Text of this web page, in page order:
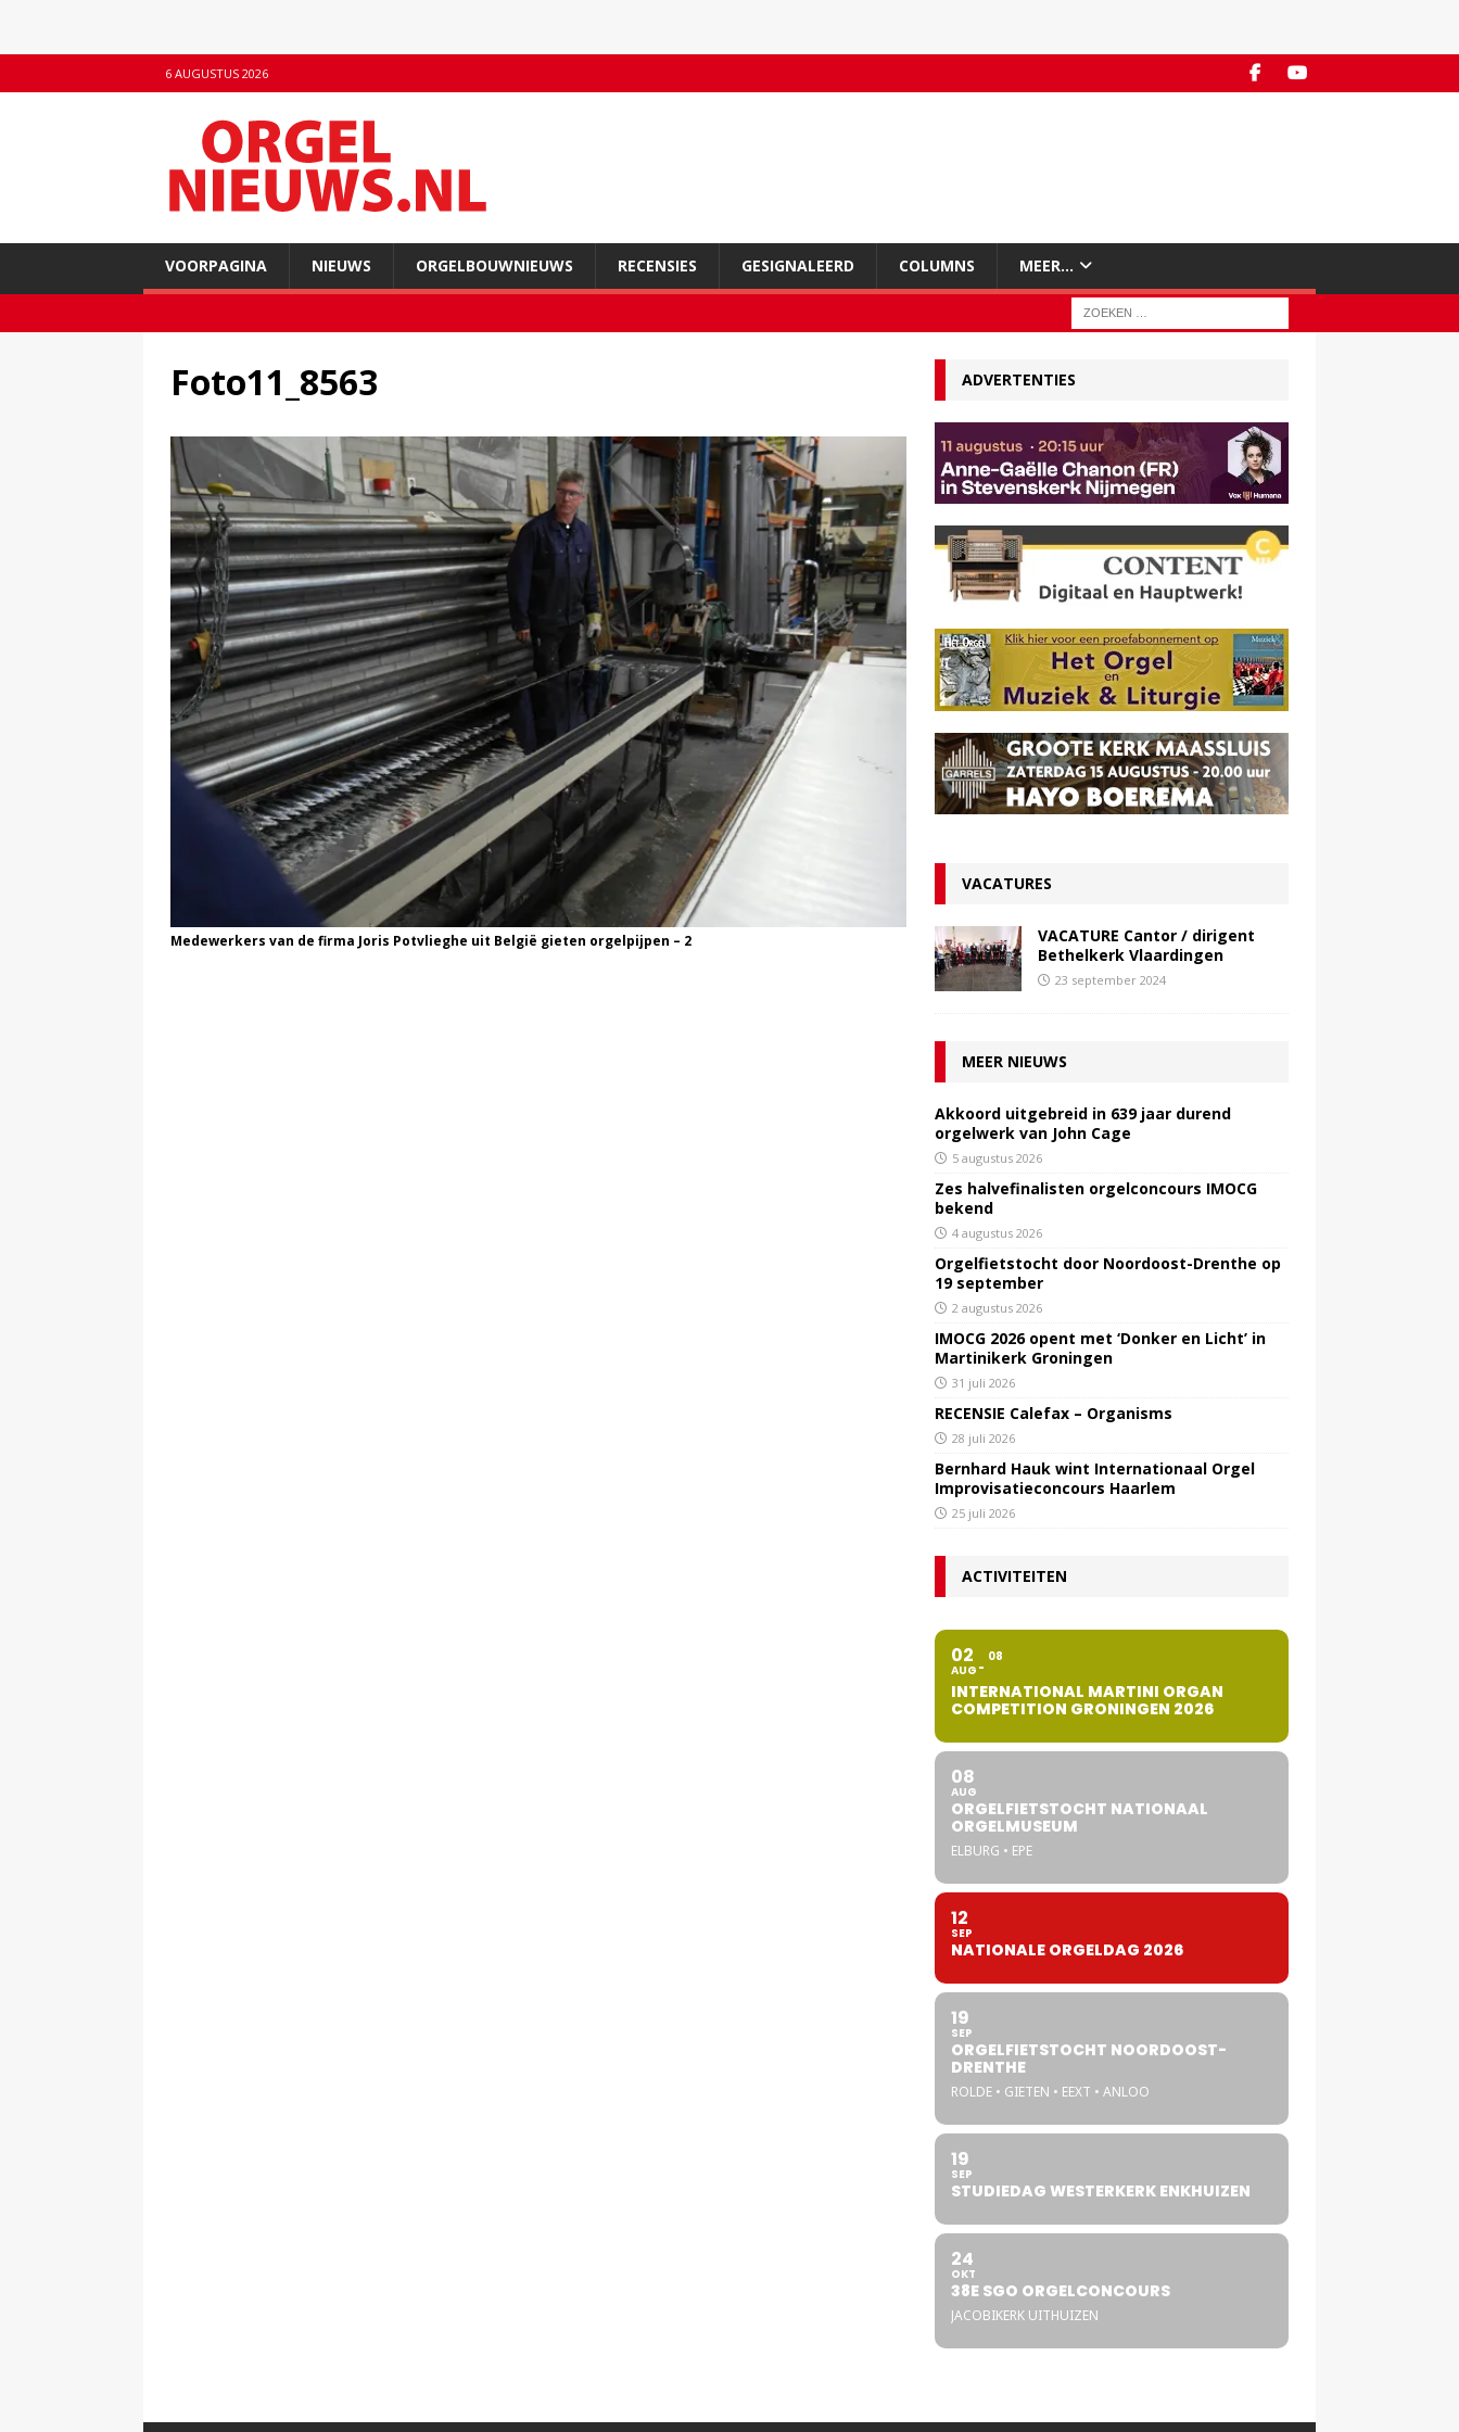
6 AUGUSTUS 2026
VOORPAGINA NIEUWS ORGELBOUWNIEUWS RECENSIES GESIGNALEERD COLUMNS MEER…
Foto11_8563
Medewerkers van de firma Joris Potvlieghe uit België gieten orgelpijpen – 2
ADVERTENTIES
VACATURES
VACATURE Cantor / dirigent
Bethelkerk Vlaardingen
23 september 2024
MEER NIEUWS
Akkoord uitgebreid in 639 jaar durend
orgelwerk van John Cage
5 augustus 2026
Zes halvefinalisten orgelconcours IMOCG
bekend
4 augustus 2026
Orgelfietstocht door Noordoost-Drenthe op
19 september
2 augustus 2026
IMOCG 2026 opent met ‘Donker en Licht’ in
Martinikerk Groningen
31 juli 2026
RECENSIE Calefax – Organisms
28 juli 2026
Bernhard Hauk wint Internationaal Orgel
Improvisatieconcours Haarlem
25 juli 2026
ACTIVITEITEN
02
AUG
08
INTERNATIONAL MARTINI ORGAN
COMPETITION GRONINGEN 2026
08
AUG
ORGELFIETSTOCHT NATIONAAL
ORGELMUSEUM
ELBURG • EPE
12
SEP
NATIONALE ORGELDAG 2026
19
SEP
ORGELFIETSTOCHT NOORDOOST-
DRENTHE
ROLDE • GIETEN • EEXT • ANLOO
19
SEP
STUDIEDAG WESTERKERK ENKHUIZEN
24
OKT
38E SGO ORGELCONCOURS
JACOBIKERK UITHUIZEN